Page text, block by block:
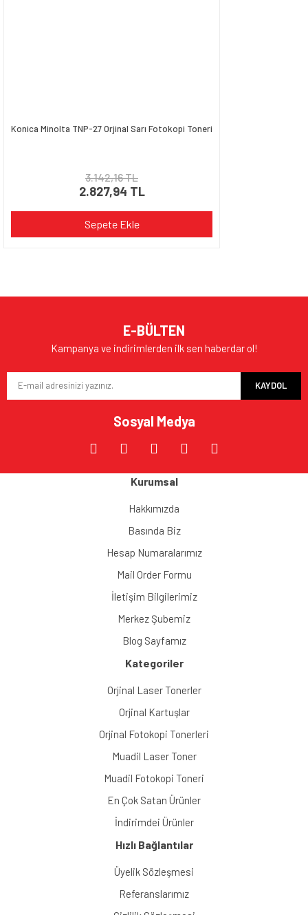
Konica Minolta TNP-27 Orjinal Sarı Fotokopi Toneri
3.142,16 TL
2.827,94 TL
Sepete Ekle
E-BÜLTEN
Kampanya ve indirimlerden ilk sen haberdar ol!
KAYDOL
Sosyal Medya
Kurumsal
Hakkımızda
Basında Biz
Hesap Numaralarımız
Mail Order Formu
İletişim Bilgilerimiz
Merkez Şubemiz
Blog Sayfamız
Kategoriler
Orjinal Laser Tonerler
Orjinal Kartuşlar
Orjinal Fotokopi Tonerleri
Muadil Laser Toner
Muadil Fotokopi Toneri
En Çok Satan Ürünler
İndirimdei Ürünler
Hızlı Bağlantılar
Üyelik Sözleşmesi
Referanslarımız